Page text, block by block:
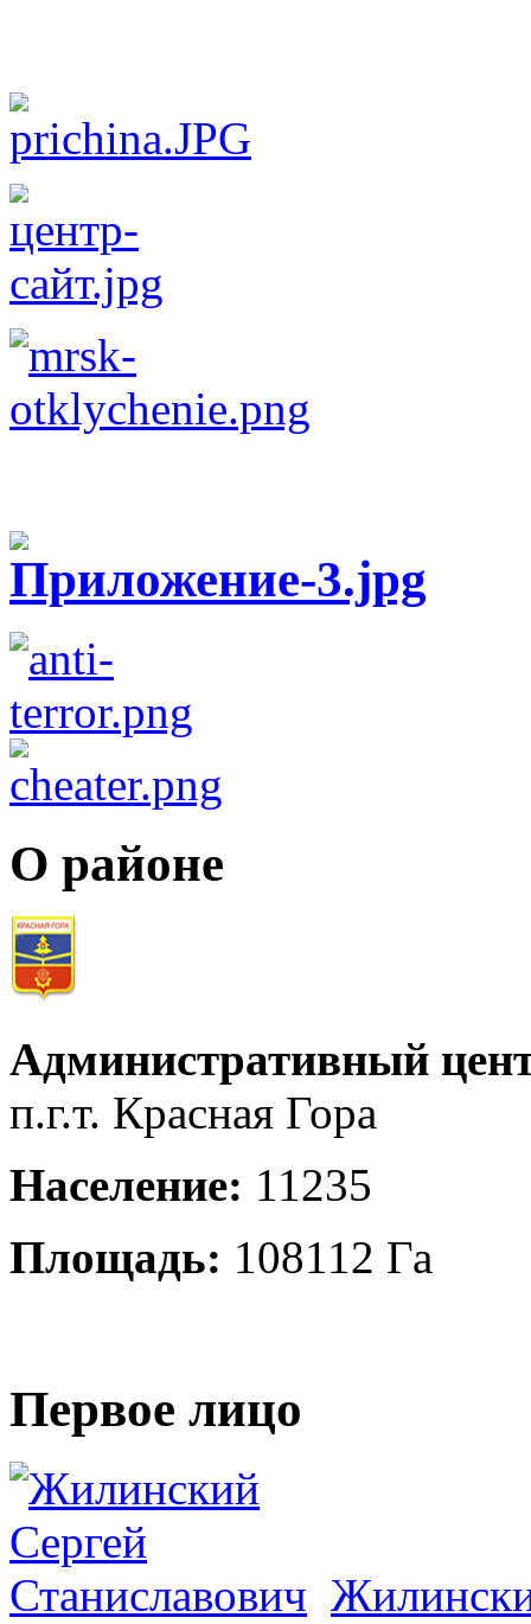
О районе
Административный
п.г.т. Красная Гора
Население: 11235
Площадь: 108112 Га
Первое лицо